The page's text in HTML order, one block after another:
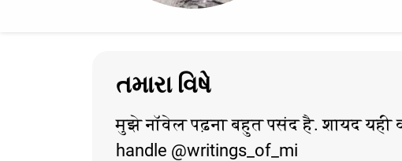
તમારા વિષે
मुझे नॉवेल पढ़ना बहुत पसंद है. शायद
handle @writings_of_mi